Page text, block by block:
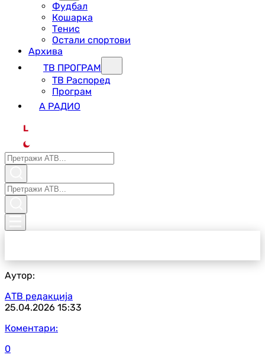
Фудбал
Кошарка
Тенис
Остали спортови
Архива
ТВ ПРОГРАМ
ТВ Распоред
Програм
А РАДИО
L
Аутор:
АТВ редакција
25.04.2026 15:33
Коментари:
0